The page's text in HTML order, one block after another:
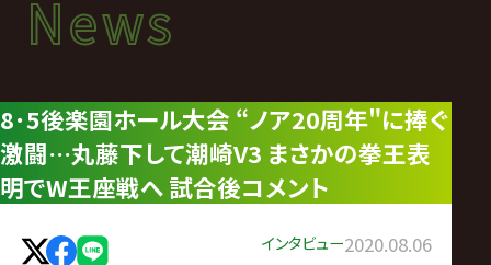
ス
|
プ
ロ
ニュース
News
8･5後楽園ホール大会 “ノア20周年"に捧ぐ
激闘…丸藤下して潮崎V3 まさかの拳王表
明でW王座戦へ 試合後コメント
インタビュー2020.08.06